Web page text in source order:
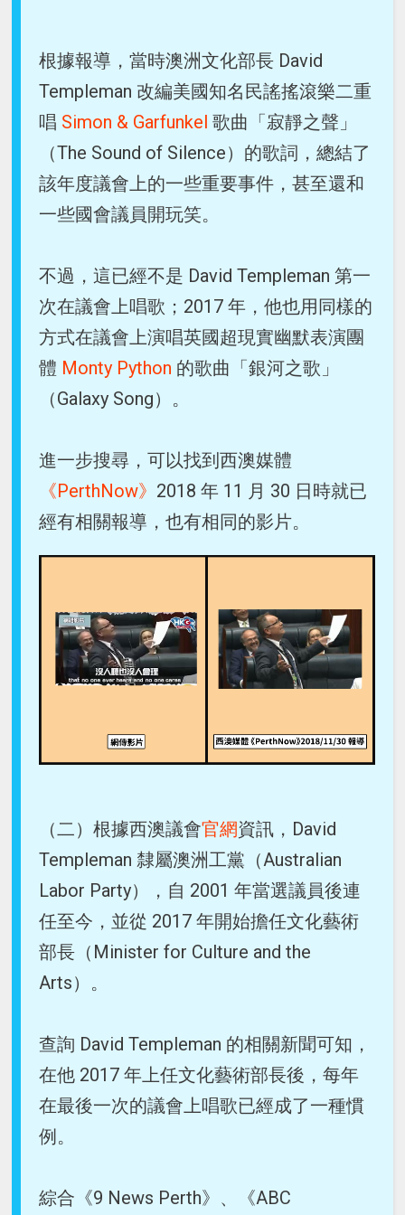
根據報導，當時澳洲文化部長 David
Templeman 改編美國知名民謠搖滾樂二重
唱 Simon & Garfunkel 歌曲「寂靜之聲」
（The Sound of Silence）的歌詞，總結了
該年度議會上的一些重要事件，甚至還和
一些國會議員開玩笑。
不過，這已經不是 David Templeman 第一
次在議會上唱歌；2017 年，他也用同樣的
方式在議會上演唱英國超現實幽默表演團
體 Monty Python 的歌曲「銀河之歌」
（Galaxy Song）。
進一步搜尋，可以找到西澳媒體
《PerthNow》 2018 年 11 月 30 日時就已
經有相關報導，也有相同的影片。
（二）根據西澳議會官網資訊，David
Templeman 隸屬澳洲工黨（Australian
Labor Party），自 2001 年當選議員後連
任至今，並從 2017 年開始擔任文化藝術
部長（Minister for Culture and the
Arts）。
查詢 David Templeman 的相關新聞可知，
在他 2017 年上任文化藝術部長後，每年
在最後一次的議會上唱歌已經成了一種慣
例。
綜合《9 News Perth》、《ABC